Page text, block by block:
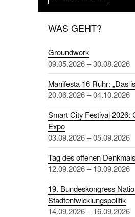
WAS GEHT?
Groundwork
09.05.2026 – 30.08.2026
Manifesta 16 Ruhr: „Das
20.06.2026 – 04.10.2026
Smart City Festival 2026:
Expo
03.09.2026 – 05.09.2026
Tag des offenen
12.09.2026 – 13.09.2026
19. Bundeskongress
Stadtentwicklungspolitik
14.09.2026 – 16.09.2026